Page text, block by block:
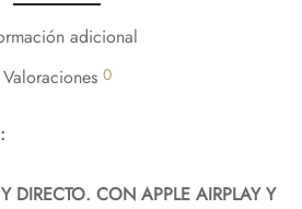
adicional
Valoraciones 0
DIRECTO. CON APPLE AIRPLAY Y